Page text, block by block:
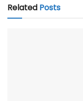
Related Posts